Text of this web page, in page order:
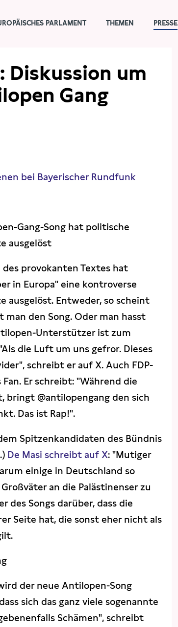
PARLAMENT THEMEN PRESSE
Diskussion um
Gang
bei Bayerischer Rundfunk
Gang-Song hat politische
ausgelöst
des provokanten Textes hat
in Europa" eine kontroverse
ausgelöst. Entweder, so scheint
man den Song. Oder man hasst
Unterstützer ist zum
die Luft um uns gefror. Dieses
schreibt er auf X. Auch FDP-
Er schreibt: "Während die
bringt @antilopengang den sich
Das ist Rap!".
Spitzenkandidaten des Bündnis
De Masi schreibt auf X: "Mutiger
einige in Deutschland so
an die Palästinenser zu
des Songs darüber, dass die
Seite hat, die sonst eher nicht als
der neue Antilopen-Song
sich das ganz viele sogenannte
Schämen", schreibt